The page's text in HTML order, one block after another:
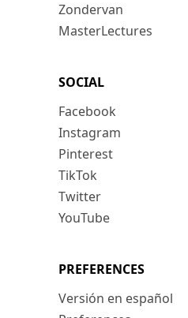
Zondervan
MasterLectures
SOCIAL
Facebook
Instagram
Pinterest
TikTok
Twitter
YouTube
PREFERENCES
Versión en español